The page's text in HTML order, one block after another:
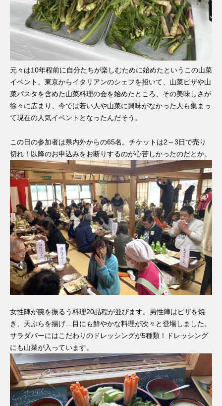
元々は10年程前に自分たちが楽しむために始めたというこの山菜
イベント。 東京からイタリアンのシェフを招いて、山菜ピザや山
菜パスタを含めた山菜料理の会を始めたところ、その美味しさが
徐々に広まり、今では若い人や山菜に興味がなかった人も集まっ
て現在の人気イベントとなったんだそう。
この日の参加者は県内外からの65名。チケットは2～3日で売り
切れ！以降のお申込みをお断りするのが心苦しかったのだとか。
女性陣が腕を振るう料理20品程が並びます。男性陣はピザを焼
き、天ぷらを揚げ…目にも鮮やかな料理が次々と登場しました。
サラダバーにはこだわりのドレッシングが5種類！ドレッシング
にも山菜が入っています。